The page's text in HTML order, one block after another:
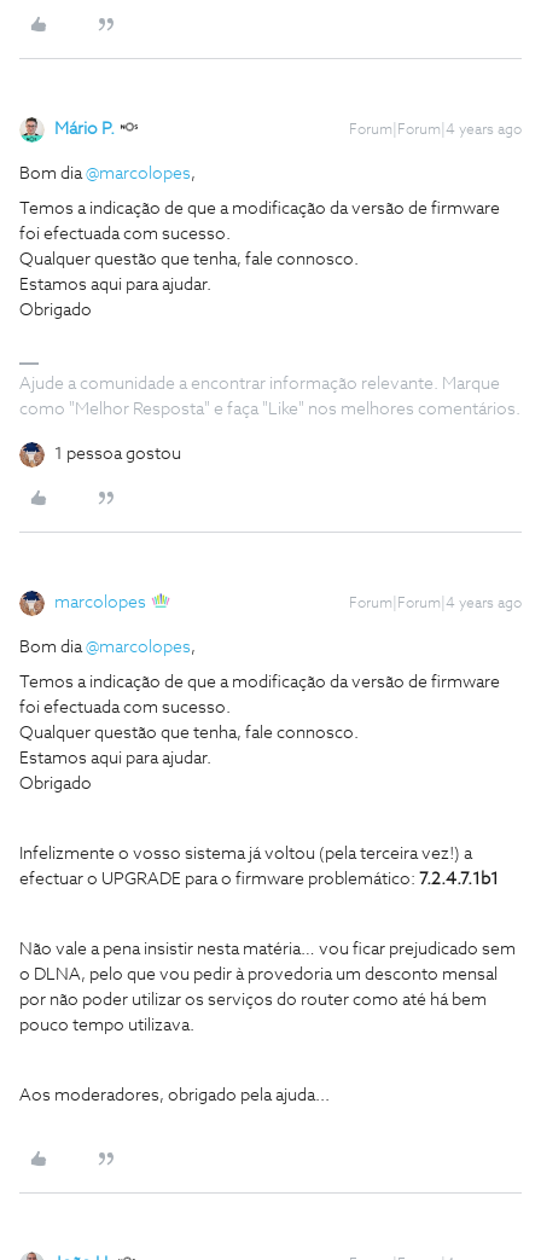
Mário P. Forum|Forum|4 years ago
Bom dia @marcolopes,
Temos a indicação de que a modificação da versão de firmware
foi efectuada com sucesso.
Qualquer questão que tenha, fale connosco.
Estamos aqui para ajudar.
Obrigado
Ajude a comunidade a encontrar informação relevante. Marque
como "Melhor Resposta" e faça "Like" nos melhores comentários.
1 pessoa gostou
marcolopes Forum|Forum|4 years ago
Bom dia @marcolopes,
Temos a indicação de que a modificação da versão de firmware
foi efectuada com sucesso.
Qualquer questão que tenha, fale connosco.
Estamos aqui para ajudar.
Obrigado
Infelizmente o vosso sistema já voltou (pela terceira vez!) a
efectuar o UPGRADE para o firmware problemático: 7.2.4.7.1b1
Não vale a pena insistir nesta matéria… vou ficar prejudicado sem
o DLNA, pelo que vou pedir à provedoria um desconto mensal
por não poder utilizar os serviços do router como até há bem
pouco tempo utilizava.
Aos moderadores, obrigado pela ajuda...